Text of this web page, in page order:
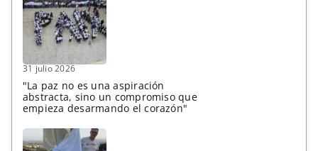
31 julio 2026
"La paz no es una aspiración
abstracta, sino un compromiso que
empieza desarmando el corazón"